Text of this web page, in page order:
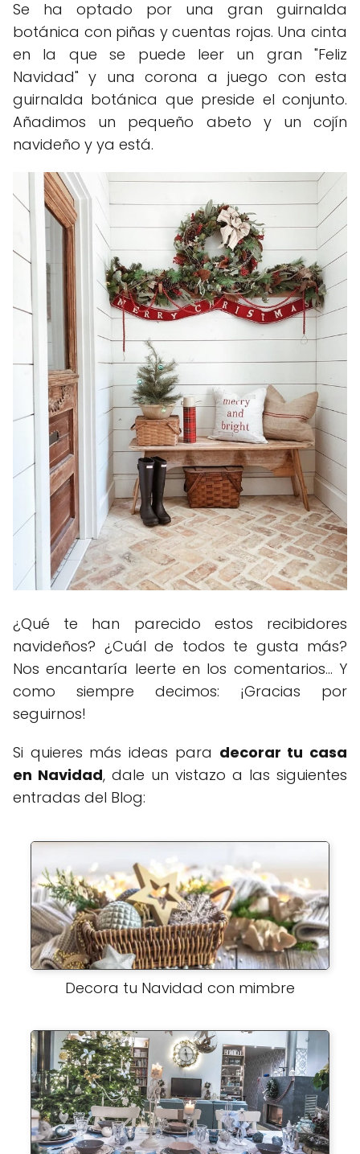
Se ha optado por una gran guirnalda
botánica con piñas y cuentas rojas. Una cinta
en la que se puede leer un gran "Feliz
Navidad" y una corona a juego con esta
guirnalda botánica que preside el conjunto.
Añadimos un pequeño abeto y un cojín
navideño y ya está.
¿Qué te han parecido estos recibidores
navideños? ¿Cuál de todos te gusta más?
Nos encantaría leerte en los comentarios... Y
como siempre decimos: ¡Gracias por
seguirnos!
Si quieres más ideas para decorar tu casa
en Navidad, dale un vistazo a las siguientes
entradas del Blog:
Decora tu Navidad con mimbre